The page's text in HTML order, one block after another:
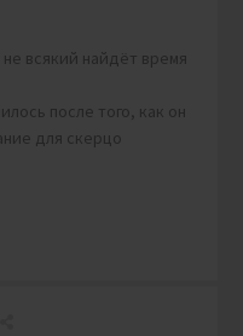
всякий найдёт время
после того, как он
для скерцо